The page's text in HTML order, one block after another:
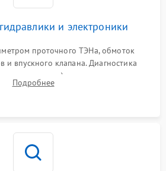
и электроники
проточного ТЭНа, обмоток
и впускного клапана. Диагностика
уровня воды), датчика мутности,
электронного модуля управления.
Подробнее